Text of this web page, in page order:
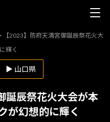
【2023】防府天満宮御誕辰祭花火大
輝く
▶ 山口県
誕辰祭花火大会が本
が幻想的に輝く